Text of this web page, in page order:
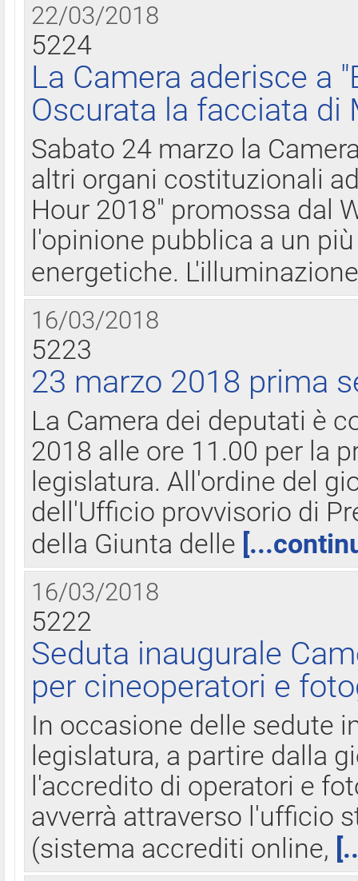
22/03/2018
5224
La Camera aderisce a
Oscurata la facciata di
Sabato 24 marzo la
altri organi costituzionali
Hour 2018" promossa dal
l'opinione pubblica a un
energetiche.
16/03/2018
5223
23 marzo 2018 prima
La Camera dei deputati è
2018 alle ore 11.00 per la
legislatura. All'ordine del
dell'Ufficio provvisorio di
della Giunta delle
16/03/2018
5222
Seduta inaugurale
per cineoperatori e
In occasione delle sedute
legislatura, a partire dalla
l'accredito di operatori e
avverrà attraverso l'ufficio
(sistema accrediti online,